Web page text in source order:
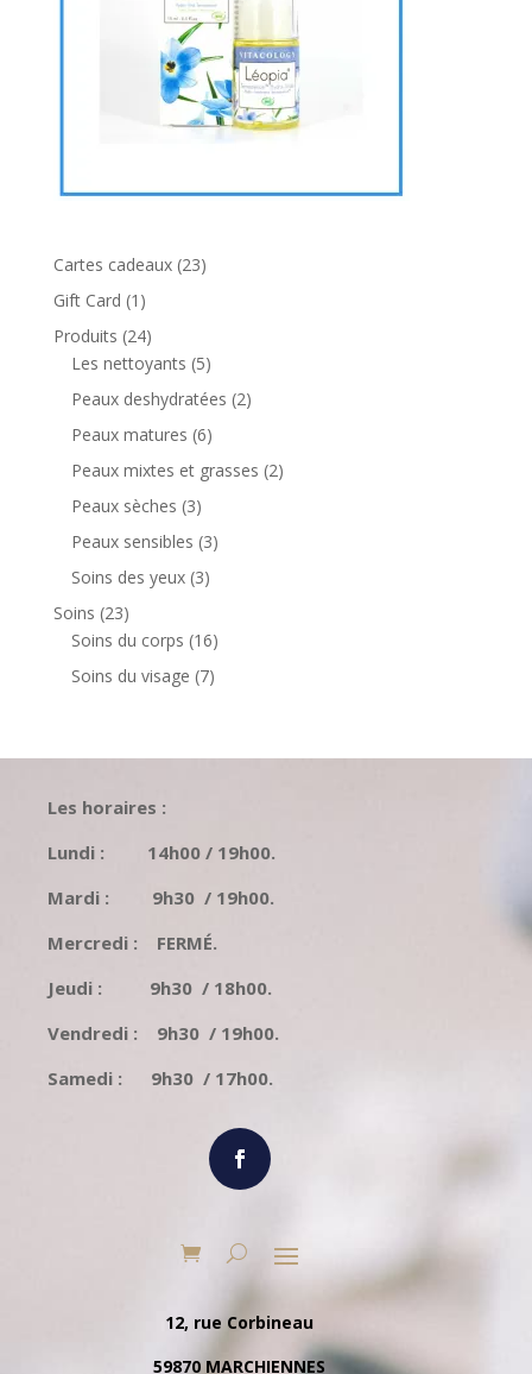
Cartes cadeaux 2323
Gift Card 1 1
produit
Produits 2424
produits
Les nettoyants 55
produits
Peaux deshydratées 22
Peaux matures 66
produits
Peaux mixtes et grasses 22
Peaux sèches 33
produits
Peaux sensibles 33
Soins des yeux 33
Soins 2323
produits
Soins du corps 1616
produits
Soins du visage 77
Les horaires :
Lundi : 14h00 / 19h00.
Mardi : 9h30 / 19h00.
Mercredi : FERMÉ.
Jeudi : 9h30 / 18h00.
Vendredi : 9h30 / 19h00.
Samedi : 9h30 / 17h00.
12, rue Corbineau
59870 MARCHIENNES